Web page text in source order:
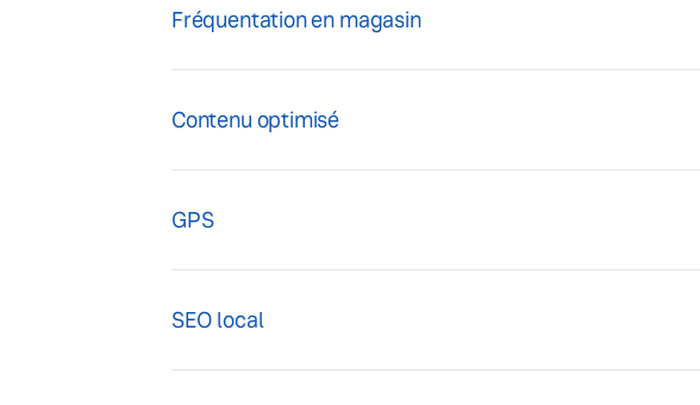
Fréquentation en magasin
Contenu optimisé
GPS
SEO local